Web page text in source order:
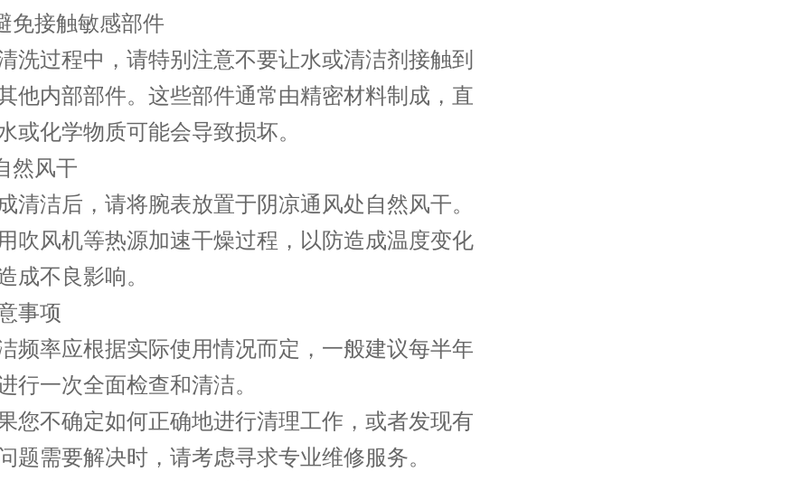
接触敏感部件
程中，请特别注意不要让水或清洁剂接触到
他内部部件。这些部件通常由精密材料制成，直
或化学物质可能会导致损坏。
风干
后，请将腕表放置于阴凉通风处自然风干。
吹风机等热源加速干燥过程，以防造成温度变化
成不良影响。
项
应根据实际使用情况而定，一般建议每半年
行一次全面检查和清洁。
确定如何正确地进行清理工作，或者发现有
题需要解决时，请考虑寻求专业维修服务。